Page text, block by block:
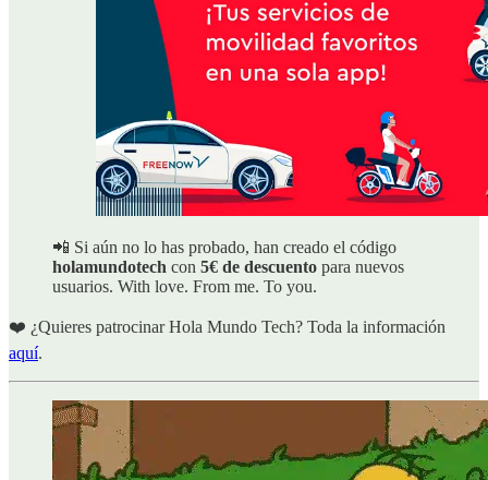
📲 Si aún no lo has probado, han creado el código
holamundotech con 5€ de descuento para nuevos
usuarios. With love. From me. To you.
❤️ ¿Quieres patrocinar Hola Mundo Tech? Toda la información
aquí.